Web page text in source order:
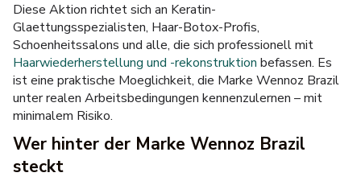
Diese Aktion richtet sich an Keratin-
Glaettungsspezialisten, Haar-Botox-Profis,
Schoenheitssalons und alle, die sich professionell mit
Haarwiederherstellung und -rekonstruktion befassen. Es
ist eine praktische Moeglichkeit, die Marke Wennoz Brazil
unter realen Arbeitsbedingungen kennenzulernen – mit
minimalem Risiko.
Wer hinter der Marke Wennoz Brazil
steckt